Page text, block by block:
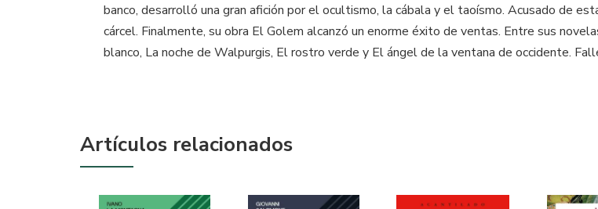
banco, desarrolló una gran afición por el ocultismo, la cábala y el taoísmo. Acusado de
cárcel. Finalmente, su obra El Golem alcanzó un enorme éxito de ventas. Entre sus
blanco, La noche de Walpurgis, El rostro verde y El ángel de la ventana de occidente.
Artículos relacionados